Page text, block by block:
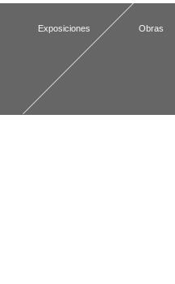
Exposiciones Obras